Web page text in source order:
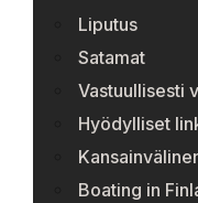
Liputus
Satamat
Vastuullisesti
Hyödylliset
Boating in